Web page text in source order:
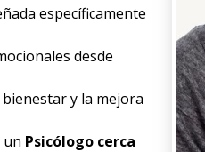
específicamente
desde
y la mejora
un Psicólogo cerca